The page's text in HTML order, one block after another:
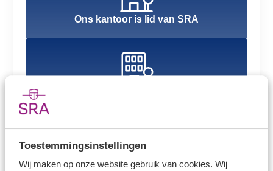
Toestemmingsinstellingen
Wij maken op onze website gebruik van cookies. Wij
Ons kantoor is lid van SRA